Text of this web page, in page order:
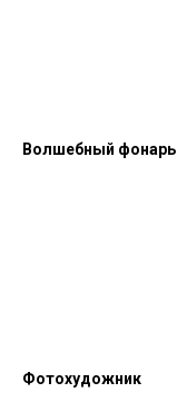
Волшебный фонарь
Фотохудожник